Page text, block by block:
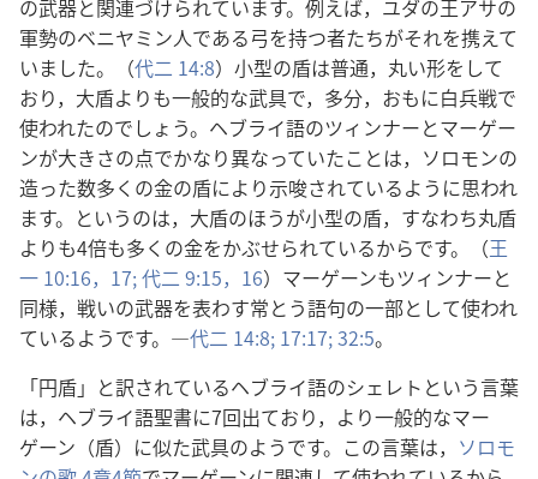
の武器と関連づけられています。例えば，ユダの王アサの
軍勢のベニヤミン人である弓を持つ者たちがそれを携えて
いました。（代二 14:8）小型の盾は普通，丸い形をして
おり，大盾よりも一般的な武具で，多分，おもに白兵戦で
使われたのでしょう。ヘブライ語のツィンナーとマーゲー
ンが大きさの点でかなり異なっていたことは，ソロモンの
造った数多くの金の盾により示唆されているように思われ
ます。というのは，大盾のほうが小型の盾，すなわち丸盾
よりも4倍も多くの金をかぶせられているからです。（王
一 10:16，17;代二 9:15，16）マーゲーンもツィンナーと
同様，戦いの武器を表わす常とう語句の一部として使われ
ているようです。―代二 14:8; 17:17;32:5。
「円盾」と訳されているヘブライ語のシェレトという言葉
は，ヘブライ語聖書に7回出ており，より一般的なマー
ゲーン（盾）に似た武具のようです。この言葉は， ソロモ